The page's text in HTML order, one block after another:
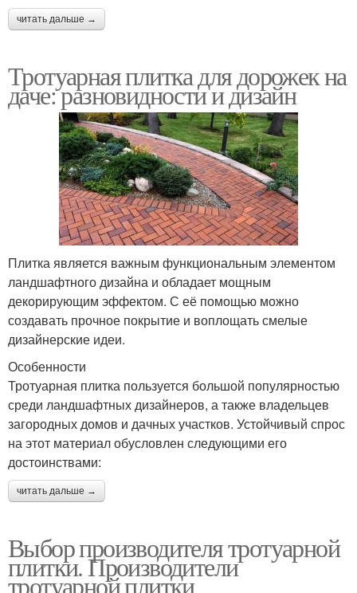
читать дальше →
Тротуарная плитка для дорожек на
даче: разновидности и дизайн
Плитка является важным функциональным элементом
ландшафтного дизайна и обладает мощным
декорирующим эффектом. С её помощью можно
создавать прочное покрытие и воплощать смелые
дизайнерские идеи.
Особенности
Тротуарная плитка пользуется большой популярностью
среди ландшафтных дизайнеров, а также владельцев
загородных домов и дачных участков. Устойчивый спрос
на этот материал обусловлен следующими его
достоинствами:
читать дальше →
Выбор производителя тротуарной
плитки. Производители
тротуарной плитки